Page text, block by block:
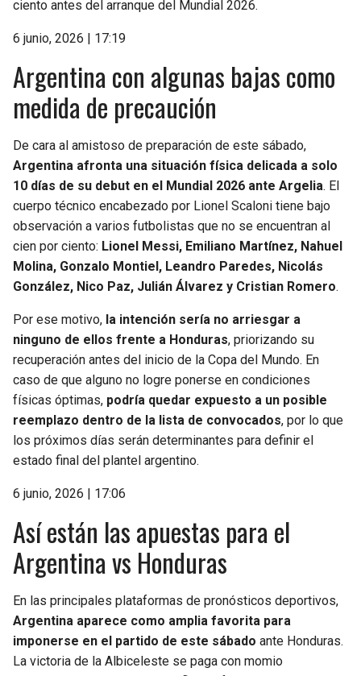
ciento antes del arranque del Mundial 2026.
6 junio, 2026 | 17:19
Argentina con algunas bajas como
medida de precaución
De cara al amistoso de preparación de este sábado,
Argentina afronta una situación física delicada a solo
10 días de su debut en el Mundial 2026 ante Argelia. El
cuerpo técnico encabezado por Lionel Scaloni tiene bajo
observación a varios futbolistas que no se encuentran al
cien por ciento: Lionel Messi, Emiliano Martínez, Nahuel
Molina, Gonzalo Montiel, Leandro Paredes, Nicolás
González, Nico Paz, Julián Álvarez y Cristian Romero.
Por ese motivo, la intención sería no arriesgar a
ninguno de ellos frente a Honduras, priorizando su
recuperación antes del inicio de la Copa del Mundo. En
caso de que alguno no logre ponerse en condiciones
físicas óptimas, podría quedar expuesto a un posible
reemplazo dentro de la lista de convocados, por lo que
los próximos días serán determinantes para definir el
estado final del plantel argentino.
6 junio, 2026 | 17:06
Así están las apuestas para el
Argentina vs Honduras
En las principales plataformas de pronósticos deportivos,
Argentina aparece como amplia favorita para
imponerse en el partido de este sábado ante Honduras.
La victoria de la Albiceleste se paga con momio